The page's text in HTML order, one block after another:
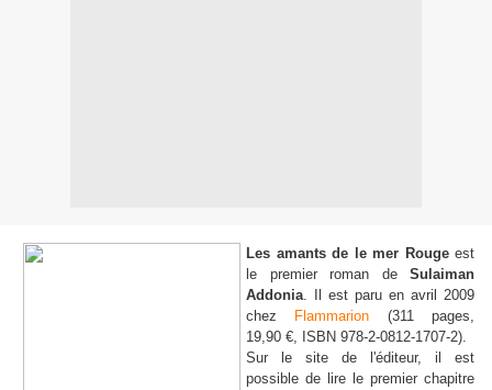
Les amants de le mer Rougeest
le premier roman de
Sulaiman
Addonia. Il est paru en avril 2009
chez
Flammarion (311 pages,
19,90 €, ISBN 978-2-0812-1707-2).
Sur le site de l'éditeur, il est
possible de lire le premier chapitre